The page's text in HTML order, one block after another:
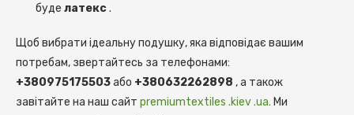
буде латекс.
Щоб вибрати ідеальну подушку, яка відповідає вашим
потребам, звертайтесь за телефонами:
+380975175503або +380632262898 , а також
завітайте на наш сайт premiumtextiles .kiev .ua. Ми